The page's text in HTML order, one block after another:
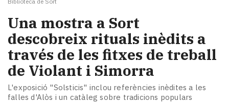
Una mostra a Sort
descobreix rituals inèdits a
través de les fitxes de treball
de Violant i Simorra
L'exposició "Solsticis" inclou referències inèdites a les
falles d'Alòs i un catàleg sobre tradicions populars